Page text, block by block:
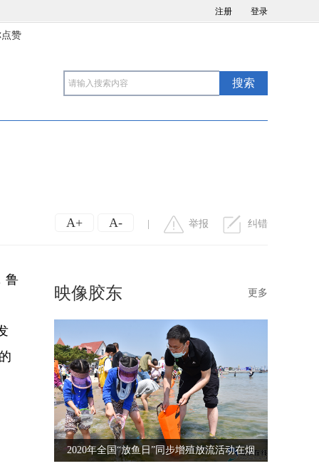
注册 登录
赞
A+ A- 举报 纠错
鲁
映像胶东 更多
2020年全国“放鱼日”同步增殖放流活动在烟